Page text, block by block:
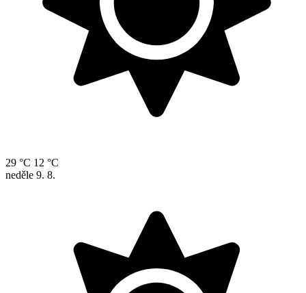
29 °C 12 °C
neděle 9. 8.